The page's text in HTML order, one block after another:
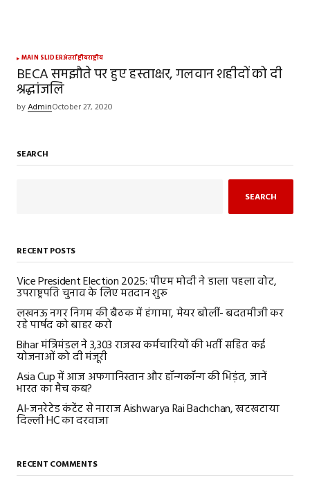
MAIN SLIDERअंतर्राष्ट्रीयराष्ट्रीय
BECA समझौते पर हुए हस्ताक्षर, गलवान शहीदों को दी
श्रद्धांजलि
byAdminOctober 27, 2020
SEARCH
SEARCH
RECENT POSTS
Vice President Election 2025: पीएम मोदी ने डाला पहला वोट,
उपराष्ट्रपति चुनाव के लिए मतदान शुरू
लखनऊ नगर निगम की बैठक में हंगामा, मेयर बोलीं- बदतमीजी कर
रहे पार्षद को बाहर करो
Bihar मंत्रिमंडल ने 3,303 राजस्व कर्मचारियों की भर्ती सहित कई
योजनाओं को दी मंजूरी
Asia Cup में आज अफगानिस्तान और हॉन्गकॉन्ग की भिड़ंत, जानें
भारत का मैच कब?
AI-जनरेटेड कंटेंट से नाराज Aishwarya Rai Bachchan, खटखटाया
दिल्ली HC का दरवाजा
RECENT COMMENTS